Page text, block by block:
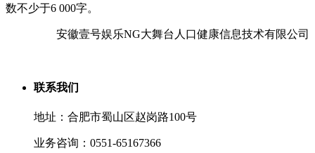
数不少于6 000字。
安徽壹号娱乐NG大舞台人口健康信息技术有限公司
联系我们
地址：合肥市蜀山区赵岗路100号
业务咨询：0551-65167366